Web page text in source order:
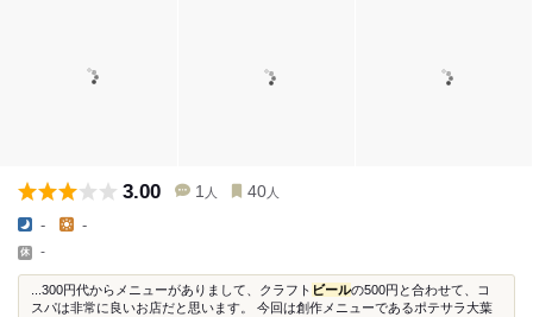
3.00 1 人 40 人
- -
-
...300円代からメニューがありまして、クラフト ビールの500円と合わせて、コ
スパは非常に良いお店だと思います。 今回は創作メニューであるポテサラ大葉